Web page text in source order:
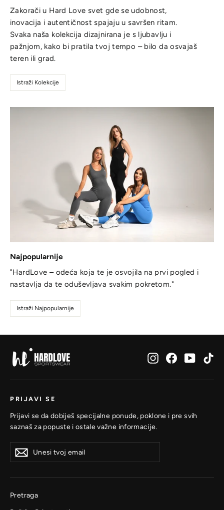
Zakorači u Hard Love svet gde se udobnost,
inovacija i autentičnost spajaju u savršen ritam.
Svaka naša kolekcija dizajnirana je s ljubavlju i
pažnjom, kako bi pratila tvoj tempo – bilo da osvajaš
teren ili grad.
Istraži Kolekcije
Najpopularnije
"HardLove – odeća koja te je osvojila na prvi pogled i
nastavlja da te oduševljava svakim pokretom."
Istraži Najpopularnije
InstagramFacebook
PRIJAVI SE
Prijavi se da dobiješ specijalne ponude, poklone i pre svih
saznaš za popuste i ostale važne informacije.
tvoj
se
Prijavi
se
Pretraga